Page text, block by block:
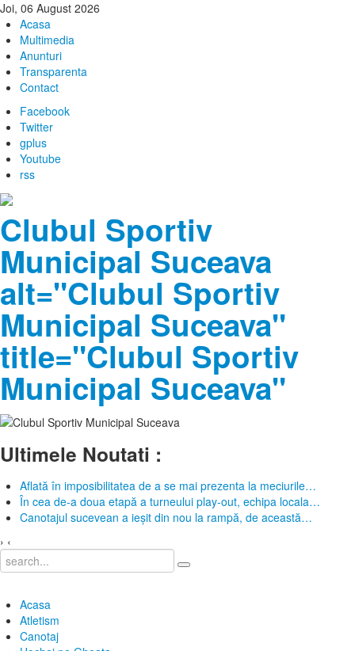
Joi, 06 August 2026
Acasa
Multimedia
Anunturi
Transparenta
Contact
Facebook
Twitter
gplus
Youtube
rss
Clubul Sportiv
Municipal Suceava
alt="Clubul Sportiv
Municipal Suceava"
title="Clubul Sportiv
Municipal Suceava"
Ultimele Noutati :
Aflată în imposibilitatea de a se mai prezenta la meciurile…
În cea de-a doua etapă a turneului play-out, echipa locala…
Canotajul sucevean a ieșit din nou la rampă, de această…
› ‹
Acasa
Atletism
Canotaj